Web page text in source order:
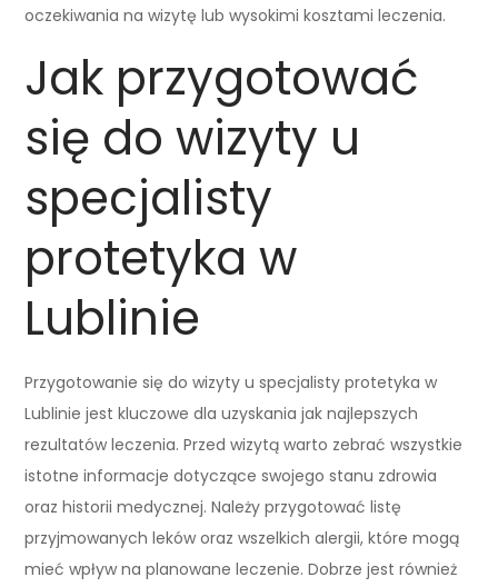
oczekiwania na wizytę lub wysokimi kosztami leczenia.
Jak przygotować
się do wizyty u
specjalisty
protetyka w
Lublinie
Przygotowanie się do wizyty u specjalisty protetyka w
Lublinie jest kluczowe dla uzyskania jak najlepszych
rezultatów leczenia. Przed wizytą warto zebrać wszystkie
istotne informacje dotyczące swojego stanu zdrowia
oraz historii medycznej. Należy przygotować listę
przyjmowanych leków oraz wszelkich alergii, które mogą
mieć wpływ na planowane leczenie. Dobrze jest również